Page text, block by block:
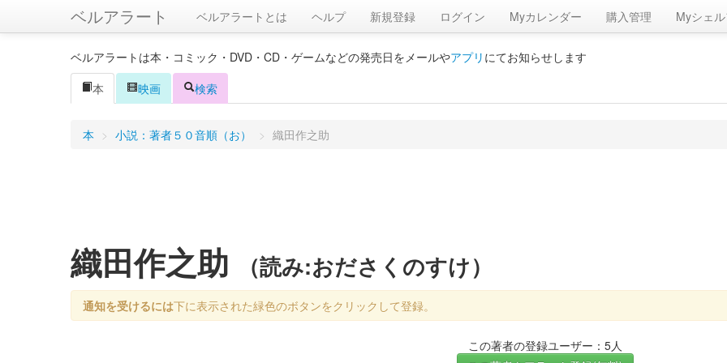
ベルアラート ベルアラートとは ヘルプ 新規登録 ログイン Myカレンダー 購入管理 Myシェル
ベルアラートは本・コミック・DVD・CD・ゲームなどの発売日をメールやアプリ にてお知らせします
本
映画 検索
本 > 小説：著者５０音順（お） > 織田作之助
織田作之助 （読み:おださくのすけ）
通知を受けるには下に表示された緑色のボタンをクリックして登録。
この著者の登録ユーザー：5人